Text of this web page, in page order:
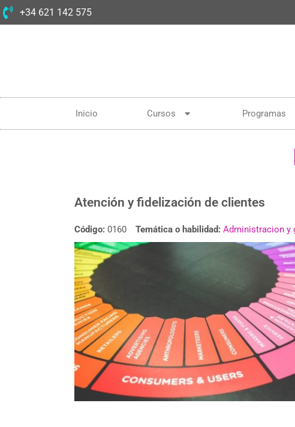
+34 621 142 575
Inicio Cursos Programas
Atención y fidelización de clientes
Código: 0160 Temática o habilidad: Administracion y